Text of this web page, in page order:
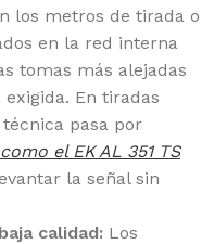
los metros de tirada o
en la red interna
tomas más alejadas
En tiradas
pasa por
el EK AL 351 TS
la señal sin
calidad: Los